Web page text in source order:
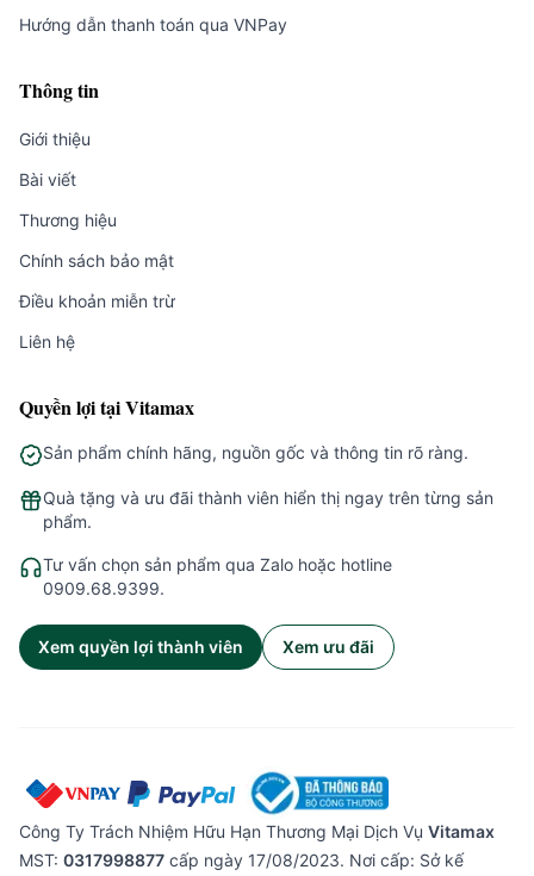
Hướng dẫn thanh toán qua VNPay
Thông tin
Giới thiệu
Bài viết
Thương hiệu
Chính sách bảo mật
Điều khoản miễn trừ
Liên hệ
Quyền lợi tại Vitamax
Sản phẩm chính hãng, nguồn gốc và thông tin rõ ràng.
Quà tặng và ưu đãi thành viên hiển thị ngay trên từng sản
phẩm.
Tư vấn chọn sản phẩm qua Zalo hoặc hotline
0909.68.9399.
Xem quyền lợi thành viên Xem ưu đãi
Công Ty Trách Nhiệm Hữu Hạn Thương Mại Dịch Vụ Vitamax
MST: 0317998877 cấp ngày 17/08/2023. Nơi cấp: Sở kế